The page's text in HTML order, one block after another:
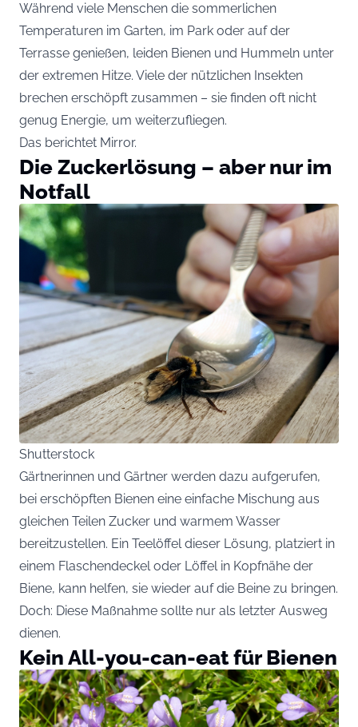
Während viele Menschen die sommerlichen
Temperaturen im Garten, im Park oder auf der
Terrasse genießen, leiden Bienen und Hummeln unter
der extremen Hitze. Viele der nützlichen Insekten
brechen erschöpft zusammen – sie finden oft nicht
genug Energie, um weiterzufliegen.
Das berichtet Mirror.
Die Zuckerlösung – aber nur im
Notfall
Shutterstock
Gärtnerinnen und Gärtner werden dazu aufgerufen,
bei erschöpften Bienen eine einfache Mischung aus
gleichen Teilen Zucker und warmem Wasser
bereitzustellen. Ein Teelöffel dieser Lösung, platziert in
einem Flaschendeckel oder Löffel in Kopfnähe der
Biene, kann helfen, sie wieder auf die Beine zu bringen.
Doch: Diese Maßnahme sollte nur als letzter Ausweg
dienen.
Kein All-you-can-eat für Bienen